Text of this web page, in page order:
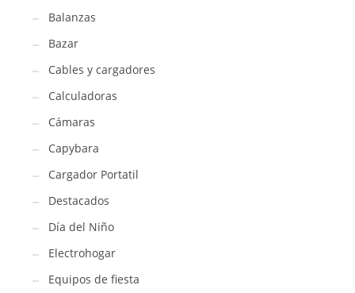
Balanzas
Bazar
Cables y cargadores
Calculadoras
Cámaras
Capybara
Cargador Portatil
Destacados
Día del Niño
Electrohogar
Equipos de fiesta